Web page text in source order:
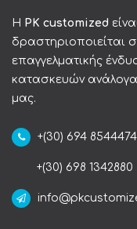
Η PK customized
δραστηριοποιείται
επαγγελματικής
κατασκευών
μας.
+(30) 694 8544474
+(30) 698 1342880